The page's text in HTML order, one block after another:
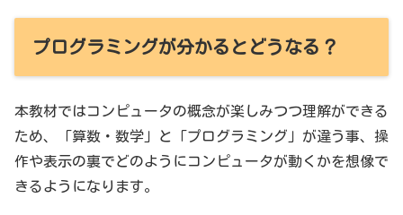
プログラミングが分かるとどうなる？
本教材ではコンピュータの概念が楽しみつつ理解ができる
ため、「算数・数学」と「プログラミング」が違う事、操
作や表示の裏でどのようにコンピュータが動くかを想像で
きるようになります。